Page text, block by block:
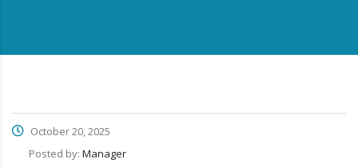
October 20, 2025
Posted by: Manager